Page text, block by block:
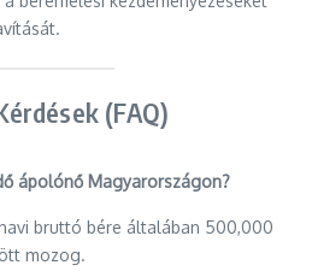
(FAQ)
ápolónő Magyarországon?
bruttó bére általában 500,000
mozog.